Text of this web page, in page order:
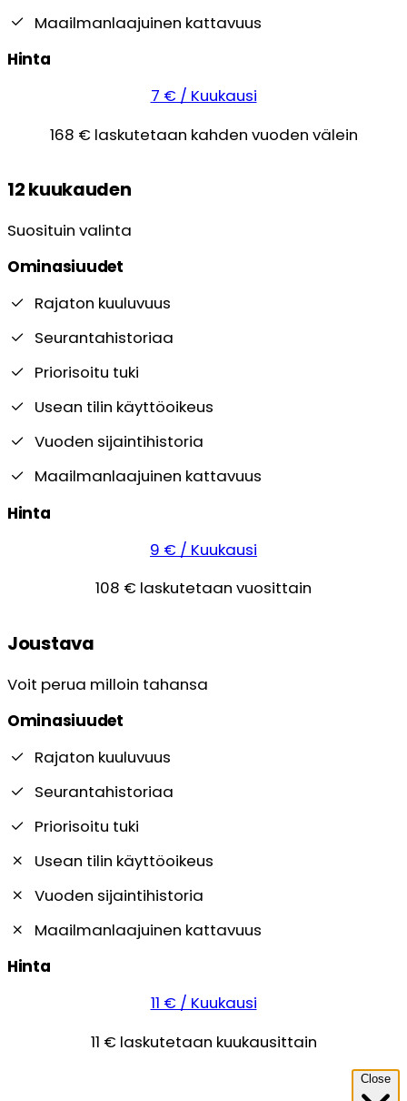
Maailmanlaajuinen kattavuus
Hinta
7 € / Kuukausi
168 € laskutetaan kahden vuoden välein
12 kuukauden
Suosituin valinta
Ominasiuudet
Rajaton kuuluvuus
Seurantahistoriaa
Priorisoitu tuki
Usean tilin käyttöoikeus
Vuoden sijaintihistoria
Maailmanlaajuinen kattavuus
Hinta
9 € / Kuukausi
108 € laskutetaan vuosittain
Joustava
Voit perua milloin tahansa
Ominasiuudet
Rajaton kuuluvuus
Seurantahistoriaa
Priorisoitu tuki
Usean tilin käyttöoikeus
Vuoden sijaintihistoria
Maailmanlaajuinen kattavuus
Hinta
11 € / Kuukausi
11 € laskutetaan kuukausittain
Close